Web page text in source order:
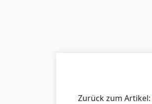
Zurück zum Artikel: